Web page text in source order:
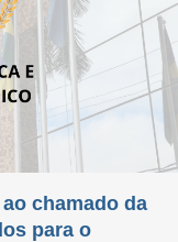
chamado da
para o